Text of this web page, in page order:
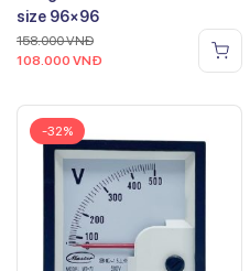
size 96×96
158.000VNĐ
108.000 VNĐ
-32%